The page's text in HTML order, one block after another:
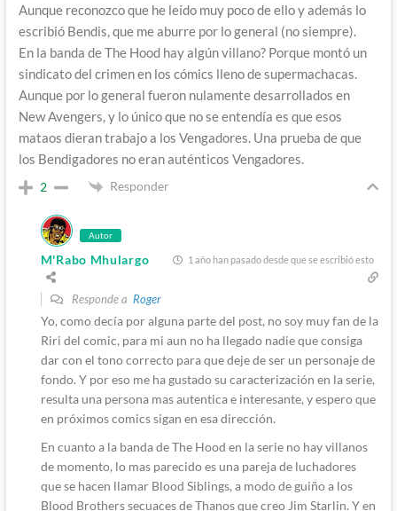
Aunque reconozco que he leído muy poco de ello y además lo
escribió Bendis, que me aburre por lo general (no siempre).
En la banda de The Hood hay algún villano? Porque montó un
sindicato del crimen en los cómics lleno de supermachacas.
Aunque por lo general fueron nulamente desarrollados en
New Avengers, y lo único que no se entendía es que esos
mataos dieran trabajo a los Vengadores. Una prueba de que
los Bendigadores no eran auténticos Vengadores.
2 Responder
Autor
M'Rabo Mhulargo 1 año han pasado desde que se escribió esto
Responde a Roger
Yo, como decía por alguna parte del post, no soy muy fan de la
Riri del comic, para mi aun no ha llegado nadie que consiga
dar con el tono correcto para que deje de ser un personaje de
fondo. Y por eso me ha gustado su caracterización en la serie,
resulta una persona mas autentica e interesante, y espero que
en próximos comics sigan en esa dirección.
En cuanto a la banda de The Hood en la serie no hay villanos
de momento, lo mas parecido es una pareja de luchadores
que se hacen llamar Blood Siblings, a modo de guiño a los
Blood Brothers secuaces de Thanos que creo Jim Starlin. Y en